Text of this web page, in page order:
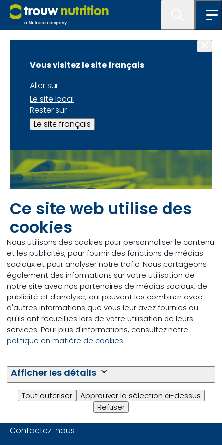
Ce site web utilise des
cookies
Nous utilisons des cookies pour personnaliser le contenu
et les publicités, pour fournir des fonctions de médias
sociaux et pour analyser notre trafic. Nous partageons
également des informations sur votre utilisation de
notre site avec nos partenaires de médias sociaux, de
publicité et d'analyse, qui peuvent les combiner avec
d'autres informations que vous leur avez fournies ou
qu'ils ont recueillies lors de votre utilisation de leurs
services. Pour plus d'informations, consultez notre
politique en matière de cookies.
Afficher les détails
Tout autoriser
Approuver la sélection ci-dessus
Refuser
Vous visitez le site français
Aller sur
Le site local
Rester sur
Le site français
Contact
Le formulaire a bien
été envoyé
Merci pour votre message !
Nous nous efforcerons d’y répondre dans les deux
jours ouvrables.
Vous avez une question ?
Contactez-nous